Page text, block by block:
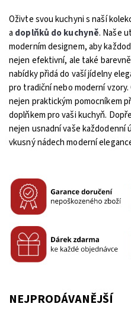
Oživte svou kuchyni s naší
a doplňků do kuchyně. Naše
moderním designem, aby
nejen efektivní, ale také
nabídky přidá do vaší jídelny
pro tradiční nebo moderní
nejen praktickým pomocníkem
doplňkem pro vaši kuchyň.
nejen usnadní vaše každodenní
vkusný nádech moderní
NEJPRODÁVANĚJŠÍ